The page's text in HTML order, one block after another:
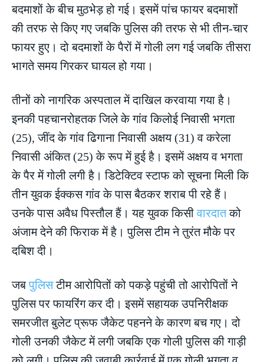
बदमाशों के बीच मुठभेड़ हो गई। इसमें पांच फायर बदमाशों
की तरफ से किए गए जबकि पुलिस की तरफ से भी तीन-चार
फायर हुए। दो बदमाशों के पैरों में गोली लग गई जबकि तीसरा
भागते समय गिरकर घायल हो गया।
तीनों को नागरिक अस्पताल में दाखिल करवाया गया है।
इनकी पहचानरोहतक जिले के गांव किलोई निवासी भगता
(25), जींद के गांव ढिगाना निवासी अक्षय (31) व करेला
निवासी अंकित (25) के रूप में हुई है। इसमें अक्षय व भगता
के पैर में गोली लगी है। डिटेक्टिव स्टाफ को सूचना मिली कि
तीन युवक ईक्कस गांव के पास बैठकर शराब पी रहे हैं।
उनके पास अवैध पिस्तौल हैं। यह युवक किसीवारदातको
अंजाम देने की फिराक में है। पुलिस टीम ने तुरंत मौके पर
दबिश दी।
जबपुलिसटीम आरोपितों को पकड़े पहुंची तो आरोपितों ने
पुलिस पर फायरिंग कर दी। इसमें सहायक उपनिरीक्षक
समरजीत बुलेट प्रूफ जैकेट पहनने के कारण बच गए। दो
गोली उनकी जैकेट में लगी जबकि एक गोली पुलिस की गाड़ी